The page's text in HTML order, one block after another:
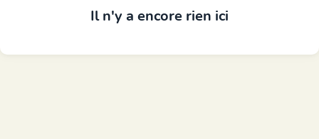
Il n'y a encore rien ici